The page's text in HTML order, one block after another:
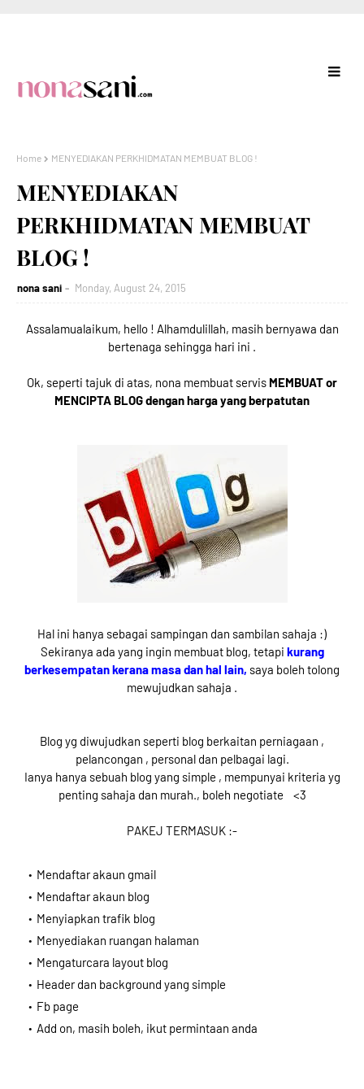
Home MENYEDIAKAN PERKHIDMATAN MEMBUAT BLOG !
MENYEDIAKAN
PERKHIDMATAN MEMBUAT
BLOG !
nona sani Monday, August 24, 2015
Assalamualaikum, hello ! Alhamdulillah, masih bernyawa dan
bertenaga sehingga hari ini .
Ok, seperti tajuk di atas, nona membuat servis MEMBUAT or
MENCIPTA BLOG dengan harga yang berpatutan
Hal ini hanya sebagai sampingan dan sambilan sahaja :)
Sekiranya ada yang ingin membuat blog, tetapi kurang
berkesempatan kerana masa dan hal lain, saya boleh tolong
mewujudkan sahaja .
Blog yg diwujudkan seperti blog berkaitan perniagaan ,
pelancongan , personal dan pelbagai lagi.
Ianya hanya sebuah blog yang simple , mempunyai kriteria yg
penting sahaja dan murah., boleh negotiate <3
PAKEJ TERMASUK :-
Mendaftar akaun gmail
Mendaftar akaun blog
Menyiapkan trafik blog
Menyediakan ruangan halaman
Mengaturcara layout blog
Header dan background yang simple
Fb page
Add on, masih boleh, ikut permintaan anda